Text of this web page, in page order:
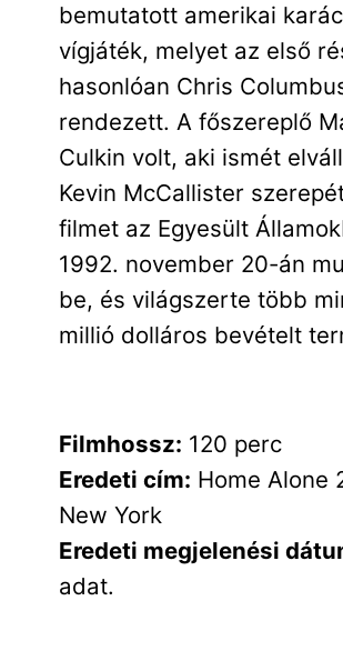
bemutatott amerikai
vígjáték, melyet az első
hasonlóan Chris
rendezett. A főszereplő
Culkin volt, aki ismét
Kevin McCallister
filmet az Egyesült
1992. november 20-án
be, és világszerte több
millió dolláros bevételt
Filmhossz: 120 perc
Eredeti cím: Home Alone
New York
Eredeti megjelenési
adat.